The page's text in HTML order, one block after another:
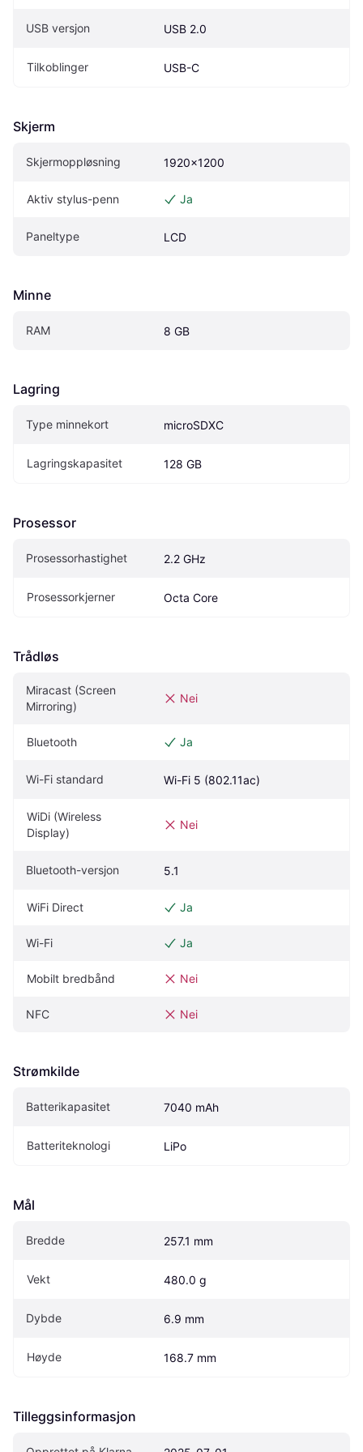
USB versjon USB 2.0
Tilkoblinger USB-C
Skjerm
Skjermoppløsning 1920x1200
Aktiv stylus-penn Ja
Paneltype LCD
Minne
RAM 8 GB
Lagring
Type minnekort microSDXC
Lagringskapasitet 128 GB
Prosessor
Prosessorhastighet 2.2 GHz
Prosessorkjerner Octa Core
Trådløs
Miracast (Screen
Mirroring)
Nei
Bluetooth Ja
Wi-Fi standard Wi-Fi 5 (802.11ac)
WiDi (Wireless
Display)
Nei
Bluetooth-versjon 5.1
WiFi Direct Ja
Wi-Fi Ja
Mobilt bredbånd Nei
NFC Nei
Strømkilde
Batterikapasitet 7040 mAh
Batteriteknologi LiPo
Mål
Bredde 257.1 mm
Vekt 480.0 g
Dybde 6.9 mm
Høyde 168.7 mm
Tilleggsinformasjon